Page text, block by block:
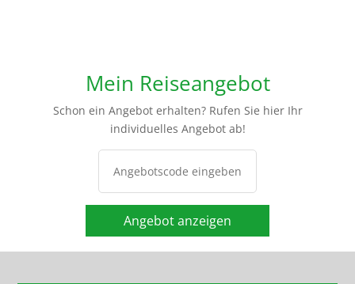
Mein Reiseangebot
Schon ein Angebot erhalten? Rufen Sie hier Ihr
individuelles Angebot ab!
Angebot anzeigen